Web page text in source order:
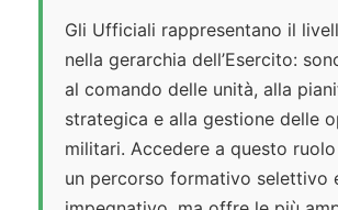
Gli Ufficiali rappresentano il
nella gerarchia dell’Esercito:
al comando delle unità, alla
strategica e alla gestione delle
militari. Accedere a questo
un percorso formativo selettivo